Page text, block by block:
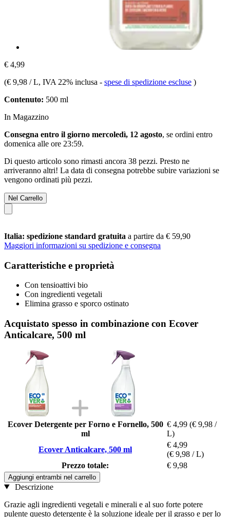
€ 4,99
(€ 9,98 / L, IVA 22% inclusa - spese di spedizione escluse )
Contenuto: 500 ml
In Magazzino
Consegna entro il giorno mercoledì, 12 agosto, se ordini entro
domenica alle ore 23:59.
Di questo articolo sono rimasti ancora 38 pezzi. Presto ne
arriveranno altri! La data di consegna potrebbe subire variazioni se
vengono ordinati più pezzi.
Nel Carrello
Italia: spedizione standard gratuita a partire da € 59,90
Maggiori informazioni su spedizione e consegna
Caratteristiche e proprietà
Con tensioattivi bio
Con ingredienti vegetali
Elimina grasso e sporco ostinato
Acquistato spesso in combinazione con Ecover
Anticalcare, 500 ml
Ecover Detergente per Forno e Fornello, 500
ml
€ 4,99 (€ 9,98 /
L)
Ecover Anticalcare, 500 ml
€ 4,99
(€ 9,98 / L)
Prezzo totale:
€ 9,98
Aggiungi entrambi nel carrello
Descrizione
Grazie agli ingredienti vegetali e minerali e al suo forte potere
pulente questo detergente è la soluzione ideale per il grasso e per lo